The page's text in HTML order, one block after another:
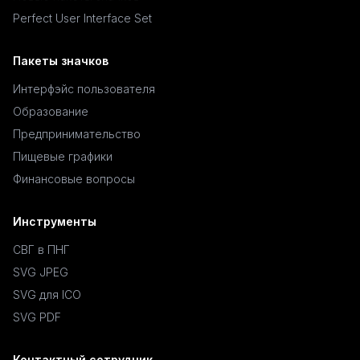
Perfect User Interface Set
Пакеты значков
Интерфэйс пользователя
Образование
Предпринимательство
Пищевые графики
Финансовые вопросы
Инструменты
СВГ в ПНГ
SVG JPEG
SVG для ICO
SVG PDF